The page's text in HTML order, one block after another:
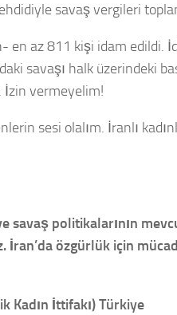
savaş vergileri
en az 811 kişi idam edildi.
savaşı halk üzerindeki
İzin vermeyelim!
sesi olalım. İranlı
savaş politikalarının
özgürlük için
Kadın İttifakı) Türkiye